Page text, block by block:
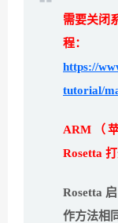
需要关闭
程：
https://
tutorial/
ARM（
Rosetta 打
Rosetta
作方法相